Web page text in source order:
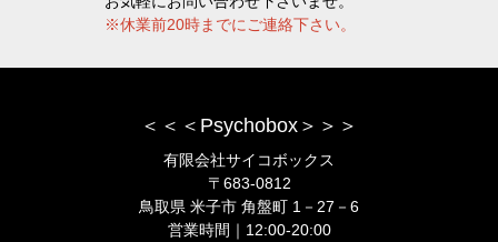
※休業前20時までにご連絡下さい。
＜＜＜Psychobox＞＞＞
有限会社サイコボックス
〒683-0812
鳥取県 米子市 角盤町 1－27－6
営業時間｜12:00-20:00